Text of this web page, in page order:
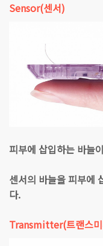
Sensor(센서)
피부에 삽입하는 바늘
센서의 바늘을 피부에
다.
Transmitter(트랜스